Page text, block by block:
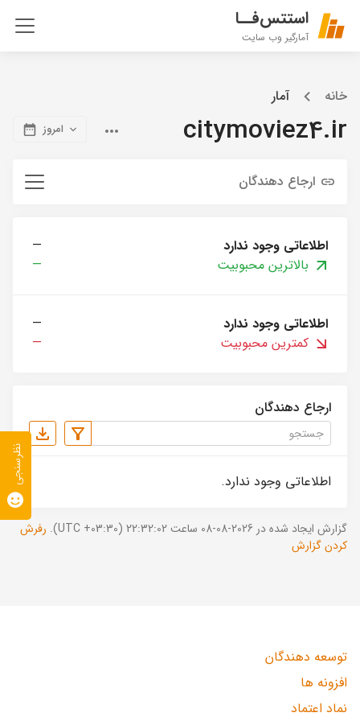
استتس‌فــا
آمارگیر وب سایت
خانه آمار
citymoviez4.ir امروز
ارجاع دهندگان
اطلاعاتی وجود ندارد
—
بالاترین محبوبیت
—
اطلاعاتی وجود ندارد
—
کمترین محبوبیت
—
ارجاع دهندگان
اطلاعاتی وجود ندارد.
گزارش ایجاد شده در 2026-08-08 ساعت 22:32:02 (UTC +03:30).
رفرش
کردن گزارش
توسعه دهندگان
افزونه ها
نماد اعتماد
نظرسنجی